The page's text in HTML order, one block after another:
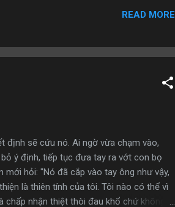
cả những gì mình có thể. Tuy nhiên, cho
READ MORE
định sẽ cứu nó. Ai ngờ vừa chạm vào,
ý định, tiếp tục đưa tay ra vớt con bọ
hỏi: "Nó đã cắp vào tay ông như vậy,
là thiên tính của tôi. Tôi nào có thể vì
nhận thiệt thòi đau khổ chứ không